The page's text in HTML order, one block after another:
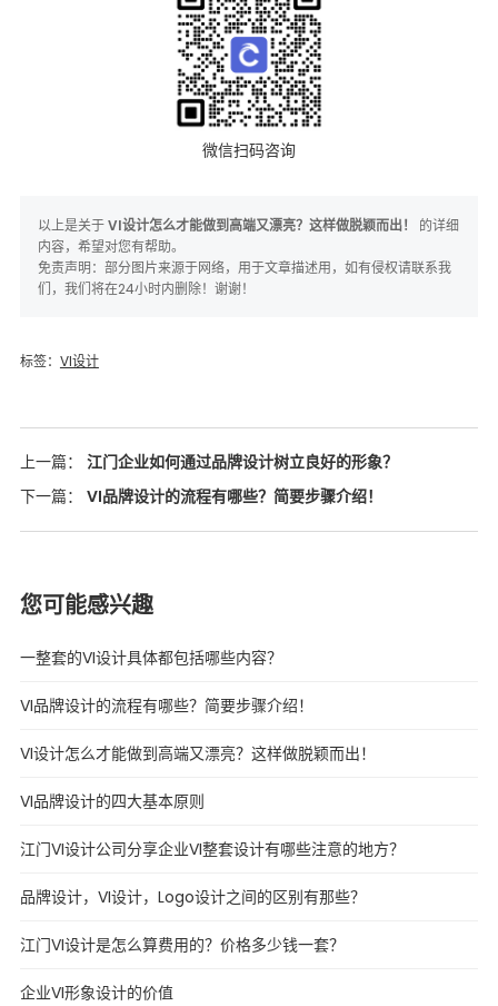
微信扫码咨询
以上是关于VI设计怎么才能做到高端又漂亮？这样做脱颖而出！
的详细
内容，希望对您有帮助。
免责声明：部分图片来源于网络，用于文章描述用，如有侵权请联系我
们，我们将在24小时内删除！谢谢！
标签： VI设计
上一篇：
江门企业如何通过品牌设计树立良好的形象？
下一篇：
VI品牌设计的流程有哪些？简要步骤介绍！
您可能感兴趣
一整套的VI设计具体都包括哪些内容？
VI品牌设计的流程有哪些？简要步骤介绍！
VI设计怎么才能做到高端又漂亮？这样做脱颖而出！
VI品牌设计的四大基本原则
江门VI设计公司分享企业VI整套设计有哪些注意的地方？
品牌设计，VI设计，Logo设计之间的区别有那些？
江门VI设计是怎么算费用的？价格多少钱一套？
企业VI形象设计的价值